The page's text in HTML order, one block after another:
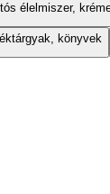
élelmiszer,
könyvek